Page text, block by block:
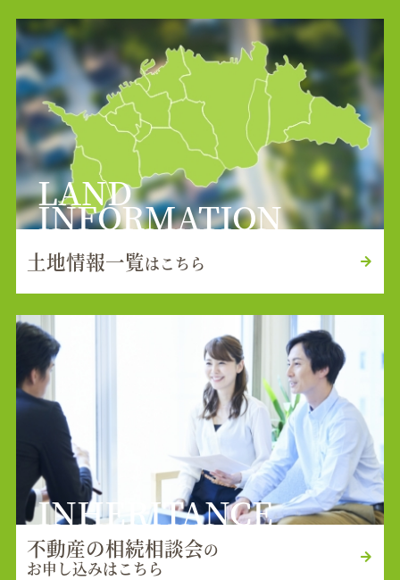
LAND
INFORMATION
土地情報一覧はこちら
INHERITANCE
不動産の相続相談会の
お申し込みはこちら